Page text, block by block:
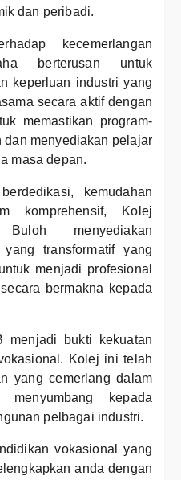
dan peribadi.
kecemerlangan
berterusan untuk
keperluan industri yang
secara aktif dengan
memastikan program-
dan menyediakan pelajar
masa depan.
kemudahan
komprehensif, Kolej
menyediakan
transformatif yang
menjadi profesional
bermakna kepada
menjadi bukti kekuatan
Kolej ini telah
yang cemerlang dalam
menyumbang kepada
pelbagai industri.
vokasional yang
anda dengan